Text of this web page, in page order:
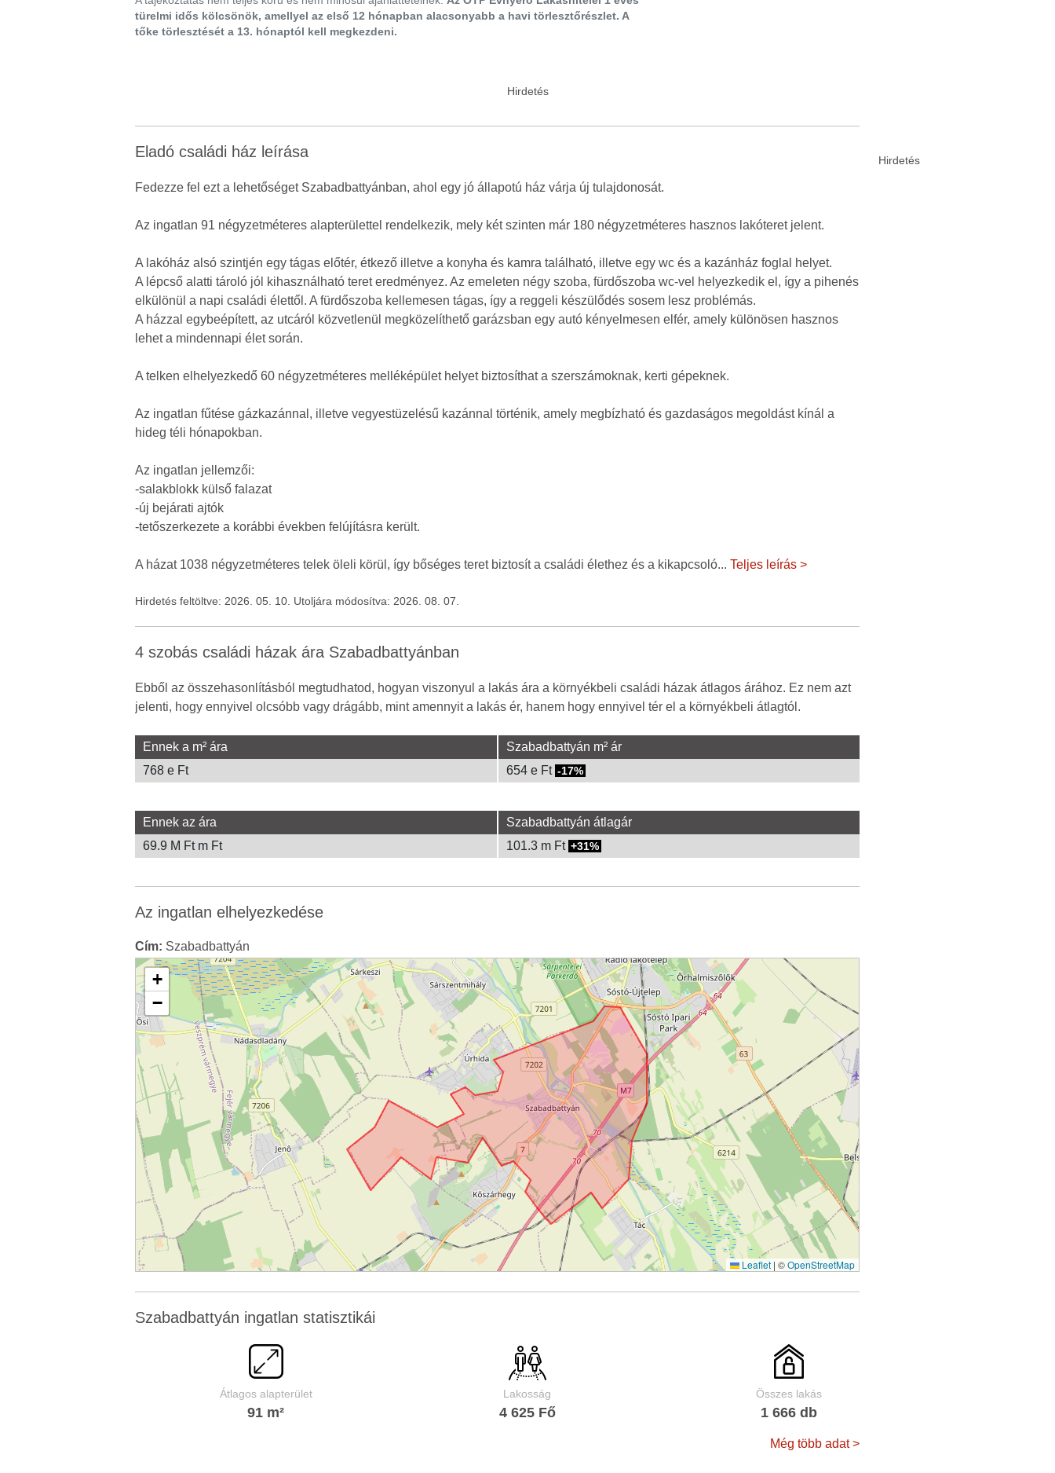
türelmi idős kölcsönök, amellyel az első 12 hónapban alacsonyabb a havi törlesztőrészlet. A
tőke törlesztését a 13. hónaptól kell megkezdeni.
Eladó családi ház leírása
Fedezze fel ezt a lehetőséget Szabadbattyánban, ahol egy jó állapotú ház várja új tulajdonosát.
Az ingatlan 91 négyzetméteres alapterülettel rendelkezik, mely két szinten már 180 négyzetméteres hasznos lakóteret jelent.
A lakóház alsó szintjén egy tágas előtér, étkező illetve a konyha és kamra található, illetve egy wc és a kazánház foglal helyet.
A lépcső alatti tároló jól kihasználható teret eredményez. Az emeleten négy szoba, fürdőszoba wc-vel helyezkedik el, így a pihenés
elkülönül a napi családi élettől. A fürdőszoba kellemesen tágas, így a reggeli készülődés sosem lesz problémás.
A házzal egybeépített, az utcáról közvetlenül megközelíthető garázsban egy autó kényelmesen elfér, amely különösen hasznos
lehet a mindennapi élet során.
A telken elhelyezkedő 60 négyzetméteres melléképület helyet biztosíthat a szerszámoknak, kerti gépeknek.
Az ingatlan fűtése gázkazánnal, illetve vegyestüzelésű kazánnal történik, amely megbízható és gazdaságos megoldást kínál a
hideg téli hónapokban.
Az ingatlan jellemzői:
-salakblokk külső falazat
-új bejárati ajtók
-tetőszerkezete a korábbi években felújításra került.
A házat 1038 négyzetméteres telek öleli körül, így bőséges teret biztosít a családi élethez és a kikapcsoló... Teljes leírás >
Hirdetés feltöltve: 2026. 05. 10. Utoljára módosítva: 2026. 08. 07.
4 szobás családi házak ára Szabadbattyánban
Ebből az összehasonlításból megtudhatod, hogyan viszonyul a lakás ára a környékbeli családi házak átlagos árához. Ez nem azt
jelenti, hogy ennyivel olcsóbb vagy drágább, mint amennyit a lakás ér, hanem hogy ennyivel tér el a környékbeli átlagtól.
Ennek a m² ára
Szabadbattyán m² ár
768 e Ft
654 e Ft -17%
Ennek az ára
Szabadbattyán átlagár
69.9 M Ft m Ft
101.3 m Ft 31%
Az ingatlan elhelyezkedése
Cím: Szabadbattyán
+
−
Leaflet | ©OpenStreetMap
Szabadbattyán ingatlan statisztikái
Átlagos alapterület
91 m²
Lakosság
4 625 Fő
Összes lakás
1 666 db
Még több adat >